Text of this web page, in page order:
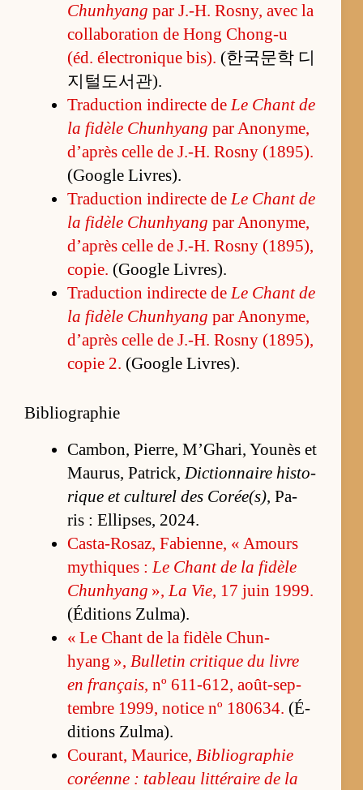
Chun­hyang par J.-H. Ros­ny, avec la
col­la­bo­ra­tion de Hong Chong-u
(éd. élec­tro­nique bis). (한국문학 디
지털도서관).
Tra­duc­tion in­di­recte deLe Chant de
la fi­dèle Chun­hyang par Ano­ny­me,
d’après celle de J.-H. Rosny (1895).
(Google Li­vres).
Tra­duc­tion in­di­recte deLe Chant de
la fi­dèle Chun­hyang par Ano­ny­me,
d’après celle de J.-H. Rosny (1895),
co­pie. (Google Li­vres).
Tra­duc­tion in­di­recte deLe Chant de
la fi­dèle Chun­hyang par Ano­ny­me,
d’après celle de J.-H. Rosny (1895),
co­pie 2. (Google Li­vres).
Bibliographie
Cam­bon, Pier­re, M’­Gha­ri, You­nès et
Mau­rus, Pa­tri­ck,Dic­tion­naire his­to­
rique et cultu­rel des Co­rée(s), Pa­
ris : El­lip­ses, 2024.
Cas­ta-Ro­saz, Fa­bien­ne, « Amours
my­thiques :Le Chant de la fi­dèle
Chun­hyang »,La Vie, 17 juin 1999.
(É­di­tions Zul­ma).
« Le Chant de la fi­dèle Chun­
hyang », Bul­le­tin cri­tique du livre
en français, nº 611-612, août-sep­
tembre 1999, no­tice nº 180634. (É­
di­tions Zul­ma).
Cou­rant, Mau­ri­ce, Bi­blio­gra­phie
co­réenne : ta­bleau lit­té­raire de la